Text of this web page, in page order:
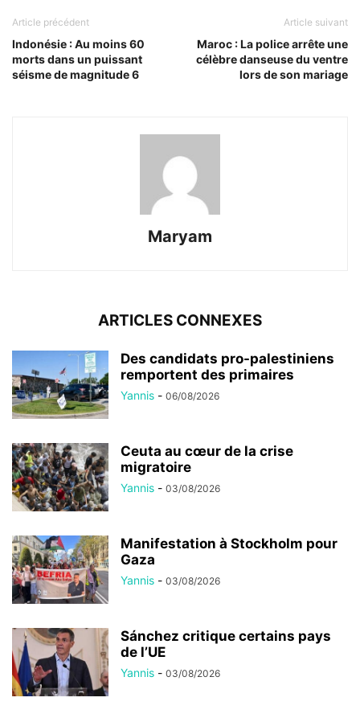
Article précédent
Indonésie : Au moins 60
morts dans un puissant
séisme de magnitude 6
Article suivant
Maroc : La police arrête une
célèbre danseuse du ventre
lors de son mariage
Maryam
ARTICLES CONNEXES
Des candidats pro-palestiniens
remportent des primaires
Yannis - 06/08/2026
Ceuta au cœur de la crise
migratoire
Yannis - 03/08/2026
Manifestation à Stockholm pour
Gaza
Yannis - 03/08/2026
Sánchez critique certains pays
de l’UE
Yannis - 03/08/2026